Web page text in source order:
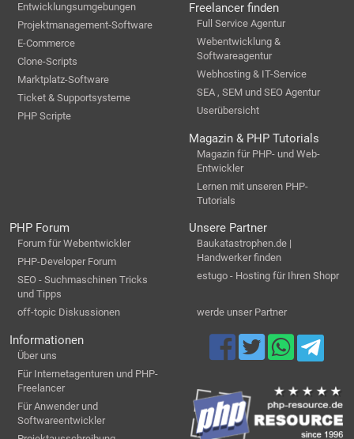
Entwicklungsumgebungen
Projektmanagement-Software
E-Commerce
Clone-Scripts
Marktplatz-Software
Ticket & Supportsysteme
PHP Scripte
Freelancer finden
Full Service Agentur
Webentwicklung &
Softwareagentur
Webhosting & IT-Service
SEA , SEM und SEO Agentur
Userübersicht
Magazin & PHP Tutorials
Magazin für PHP- und Web-
Entwickler
Lernen mit unseren PHP-
Tutorials
PHP Forum
Forum für Webentwickler
PHP-Developer Forum
SEO - Suchmaschinen Tricks
und Tipps
off-topic Diskussionen
Unsere Partner
Baukatastrophen.de |
Handwerker finden
estugo - Hosting für Ihren Shopr
werde unser Partner
Informationen
Über uns
Für Internetagenturen und PHP-
Freelancer
Für Anwender und
Softwareentwickler